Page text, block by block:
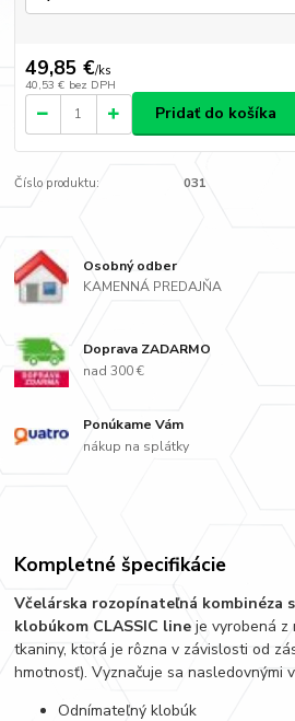
49,85 €/ks
40,53 € bez DPH
Pridať do košíka
Číslo produktu: 031
Osobný odber
KAMENNÁ PREDAJŇA
Doprava ZADARMO
nad 300 €
Ponúkame Vám
nákup na splátky
Kompletné špecifikácie
Včelárska rozopínateľná kombinéza
klobúkom CLASSIC lineje vyrobená z
tkaniny, ktorá je rôzna v závislosti od
hmotnosť). Vyznačuje sa nasledovnými
Odnímateľný klobúk